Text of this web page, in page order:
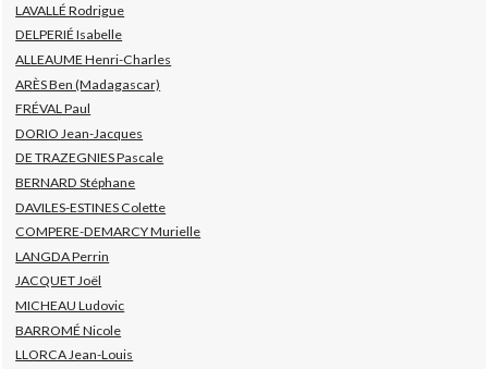
LAVALLÉ Rodrigue
DELPERIÉ Isabelle
ALLEAUME Henri-Charles
ARÈS Ben (Madagascar)
FRÉVAL Paul
DORIO Jean-Jacques
DE TRAZEGNIES Pascale
BERNARD Stéphane
DAVILES-ESTINES Colette
COMPERE-DEMARCY Murielle
LANGDA Perrin
JACQUET Joël
MICHEAU Ludovic
BARROMÉ Nicole
LLORCA Jean-Louis